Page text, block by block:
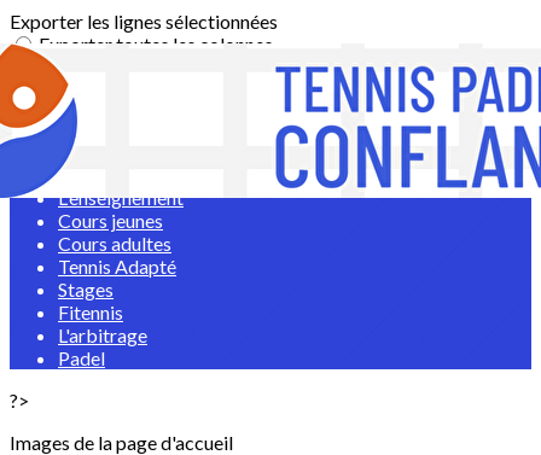
Exporter les lignes sélectionnées
Exporter toutes les colonnes
Exporter uniquement les colonnes affichées
Menu
<
L'enseignement
Cours jeunes
Cours adultes
Tennis Adapté
Stages
Fitennis
L'arbitrage
Padel
?>
Images de la page d'accueil